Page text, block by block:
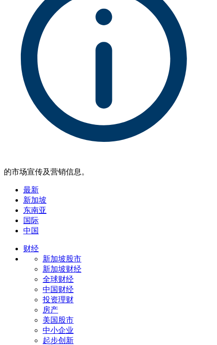
的市场宣传及营销信息。
最新
新加坡
东南亚
国际
中国
财经
新加坡股市
新加坡财经
全球财经
中国财经
投资理财
房产
美国股市
中小企业
起步创新